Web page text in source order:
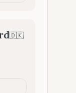
🇩🇰